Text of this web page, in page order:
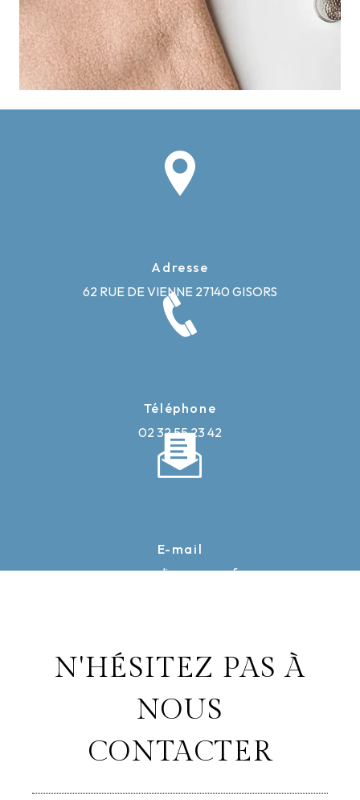
Adresse
62 RUE DE VIENNE 27140 GISORS
Téléphone
02 32 55 23 42
E-mail
caron-elise@orange.fr
N'HÉSITEZ PAS À
NOUS
CONTACTER